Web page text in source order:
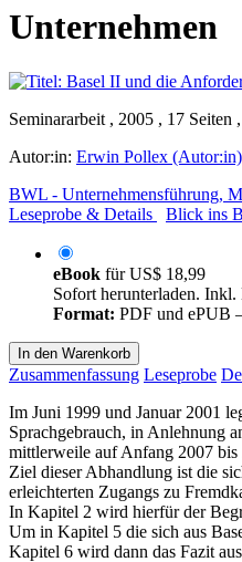
Unternehmen
Seminararbeit , 2005 , 17 Seiten
Autor:in: Erwin Pollex (Autor:in)
BWL - Unternehmensführung,
Leseprobe & Details
Blick ins
eBook fürUS$ 18,99
Sofort herunterladen.
Format: PDF und ePUB
In den Warenkorb
Zusammenfassung Leseprobe
Im Juni 1999 und Januar 2001
Sprachgebrauch, in Anlehnung
mittlerweile auf Anfang 2007 bis
Ziel dieser Abhandlung ist die
erleichterten Zugangs zu
In Kapitel 2 wird hierfür der
Um in Kapitel 5 die sich aus
Kapitel 6 wird dann das Fazit